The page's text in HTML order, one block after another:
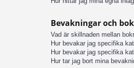
Bevakningar och
Vad är skillnaden mellan
Hur bevakar jag specifika
Hur bevakar jag specifika
Hur tar jag bort mina